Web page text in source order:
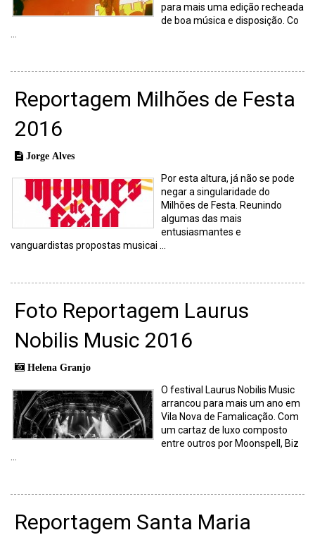
para mais uma edição recheada
de boa música e disposição. Co
Reportagem Milhões de Festa
2016
Jorge Alves
Por esta altura, já não se pode
negar a singularidade do
Milhões de Festa. Reunindo
algumas das mais
entusiasmantes e
vanguardistas propostas musicai ...
Foto Reportagem Laurus
Nobilis Music 2016
Helena Granjo
O festival Laurus Nobilis Music
arrancou para mais um ano em
Vila Nova de Famalicação. Com
um cartaz de luxo composto
entre outros por Moonspell, Biz
Reportagem Santa Maria